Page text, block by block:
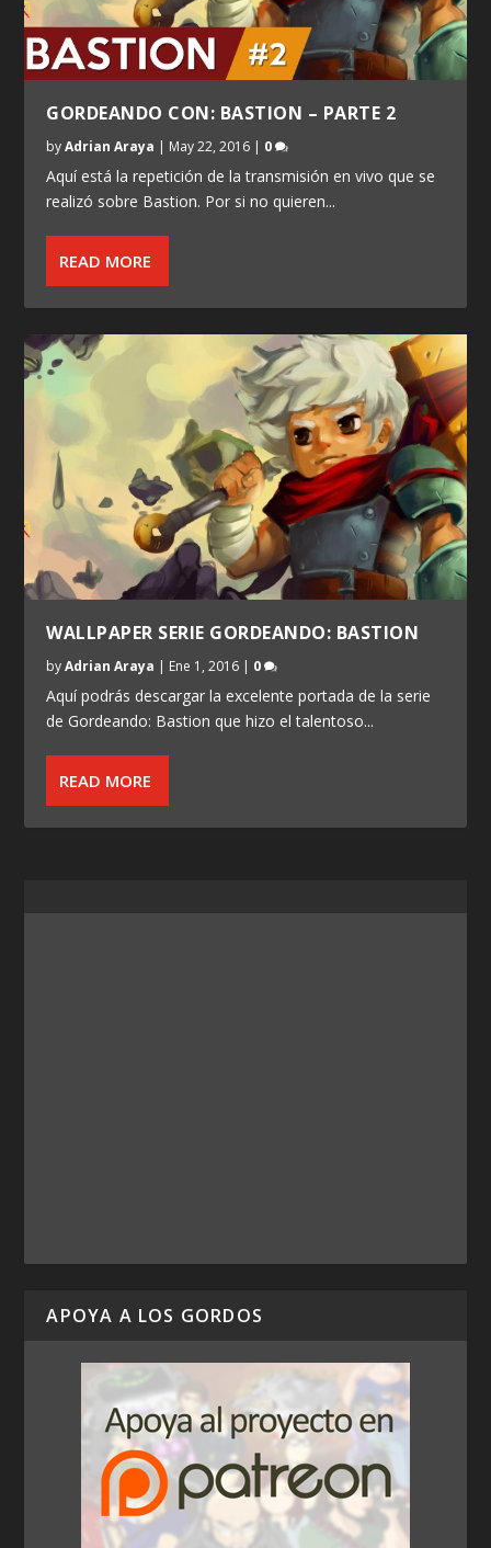
GORDEANDO CON: BASTION – PARTE 2
byAdrian Araya | May 22, 2016 | 0
Aquí está la repetición de la transmisión en vivo que se
realizó sobre Bastion. Por si no quieren...
READ MORE
WALLPAPER SERIE GORDEANDO: BASTION
byAdrian Araya | Ene 1, 2016 | 0
Aquí podrás descargar la excelente portada de la serie
de Gordeando: Bastion que hizo el talentoso...
READ MORE
APOYA A LOS GORDOS